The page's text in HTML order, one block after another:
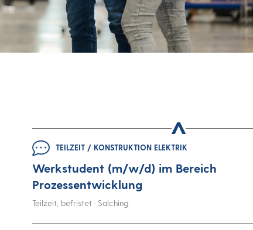
TEILZEIT / KONSTRUKTION ELEKTRIK
Werkstudent (m/w/d) im Bereich
Prozessentwicklung
Teilzeit, befristet · Salching